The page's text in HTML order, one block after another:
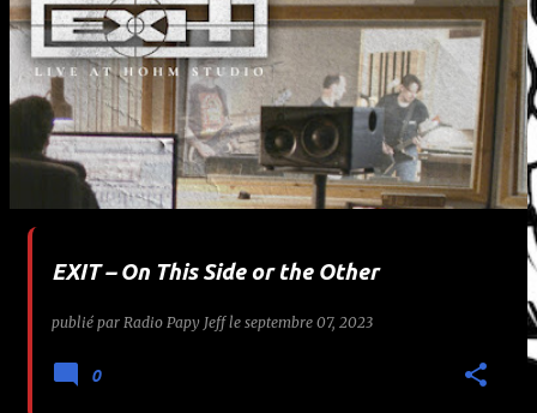
A
c
EXIT – On This Side or the Other
publié par Radio Papy Jeff le septembre 07, 2023
0